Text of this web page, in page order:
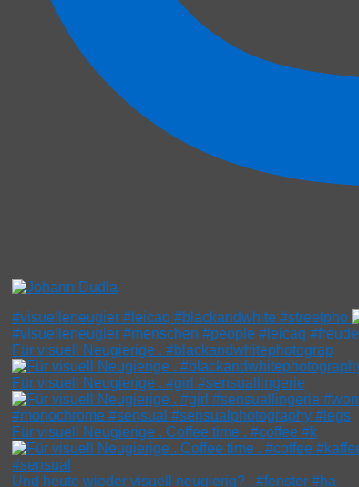
#visuelleneugier #leicaq #blackandwhite #streetpho
#visuelleneugier #menschen #people #leicaq #freude
Für visuell Neugierige . #blackandwhitephotograp
Für visuell Neugierige . #girl #sensuallingerie
Für visuell Neugierige . Coffee time . #coffee #k
Und heute wieder visuell neugierig? . #fenster #ha